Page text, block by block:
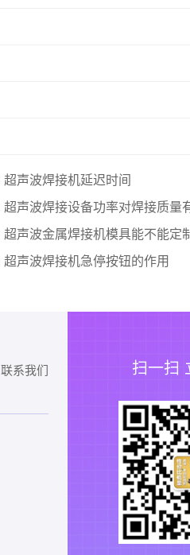
超声波焊接机延迟时间
超声波焊接设备功率对焊接质量有着多方面的重要影
超声波金属焊接机模具能不能定制、哪些不用定制
超声波焊接机急停按钮的作用
联系我们 扫一扫